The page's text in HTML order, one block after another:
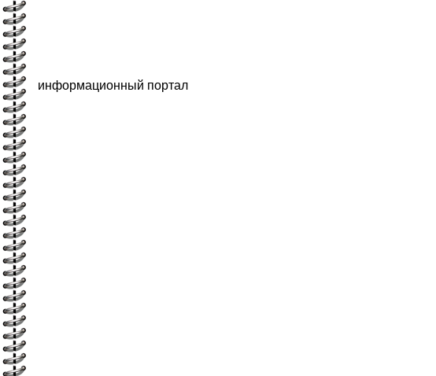
информационный портал